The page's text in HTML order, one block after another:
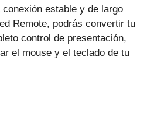
conexión estable y de largo
Remote, podrás convertir tu
control de presentación,
el mouse y el teclado de tu